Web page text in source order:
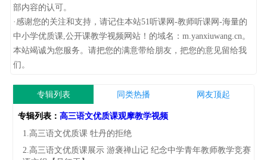
部内容的认可。
·感谢您的关注和支持，请记住本站51听课网-教师听课网-海量的
中小学优质课,公开课教学视频网站！的域名：m.yanxiuwang.cn。
本站竭诚为您服务。请把您的满意带给朋友，把您的意见留给我
们。
专辑列表 同类热播 网友顶起
专辑列表：高三语文优质课观摩教学视频
1.高三语文优质课 牡丹的拒绝
2.高三语文优质课展示 游褒禅山记 纪念中学青年教师教学竞赛